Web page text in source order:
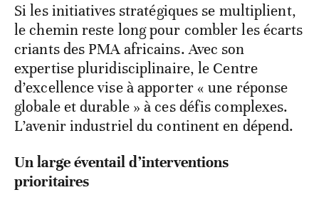
Si les initiatives stratégiques se multiplient,
le chemin reste long pour combler les écarts
criants des PMA africains. Avec son
expertise pluridisciplinaire, le Centre
d’excellence vise à apporter « une réponse
globale et durable » à ces défis complexes.
L’avenir industriel du continent en dépend.
Un large éventail d’interventions
prioritaires